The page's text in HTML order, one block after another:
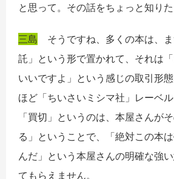
と思って。その話をちょっと知りた
三島 そうですね、多くの本は、
託」という形で置かれて、それは
いいですよ」という感じの取引形
ほど「ちいさいミシマ社」レーベ
「買切」というのは、本屋さんが
る」ということで、「絶対この本
んだ」という本屋さんの明確な強
てもらえません。